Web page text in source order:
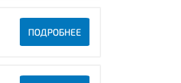
ПОДРОБНЕЕ